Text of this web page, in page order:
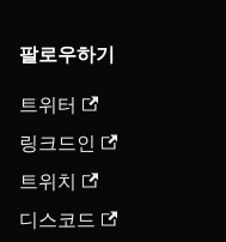
팔로우하기
트위터
링크드인
트위치
디스코드